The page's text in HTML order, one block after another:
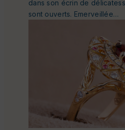
dans son écrin de
sont ouverts. Emerveillée…